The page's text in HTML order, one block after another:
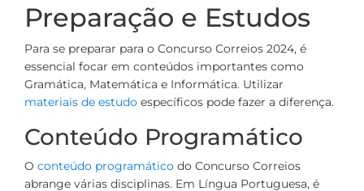
Preparação e Estudos
Para se preparar para o Concurso Correios 2024, é
essencial focar em conteúdos importantes como
Gramática, Matemática e Informática. Utilizar
materiais de estudo específicos pode fazer a diferença.
Conteúdo Programático
O conteúdo programático do Concurso Correios
abrange várias disciplinas. Em Língua Portuguesa, é